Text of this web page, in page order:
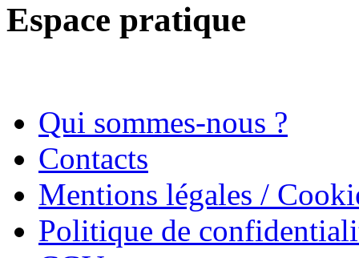
Espace pratique
Qui sommes-nous ?
Contacts
Mentions légales /
Politique de